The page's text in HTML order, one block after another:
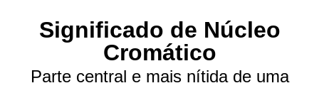
Significado de Núcleo
Cromático
Parte central e mais nítida de uma